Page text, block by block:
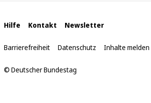
Interne
Links
Hilfe Kontakt Newsletter
Barrierefreiheit Datenschutz Inhalte melden
© Deutscher Bundestag